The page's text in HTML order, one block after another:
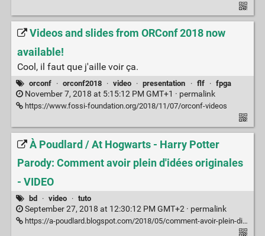
Videos and slides from ORConf 2018 now
available!
Cool, il faut que j'aille voir ça.
orconf · orconf2018 · video · presentation · flf · fpga
November 7, 2018 at 5:15:12 PM GMT+1 · permalink
https://www.fossi-foundation.org/2018/11/07/orconf-videos
À Poudlard / At Hogwarts - Harry Potter
Parody: Comment avoir plein d'idées originales
- VIDEO
bd · video · tuto
September 27, 2018 at 12:30:12 PM GMT+2 · permalink
https://a-poudlard.blogspot.com/2018/05/comment-avoir-plein-didees-originales.html